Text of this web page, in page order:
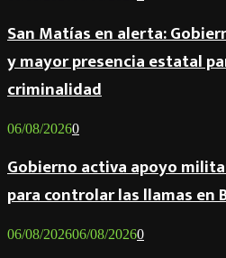
San Matías en alerta:
y mayor presencia estatal
criminalidad
06/08/20260
Gobierno activa apoyo
para controlar las llamas en
06/08/202606/08/20260